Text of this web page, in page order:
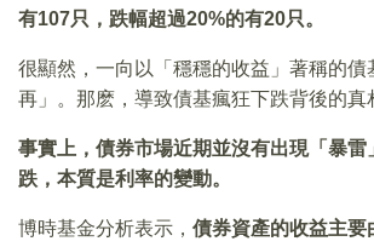
有107只，跌幅超過20%的有20只。
很顯然，一向以「穩穩的收益」著稱的債
再」。那麽，導致債基瘋狂下跌背後的真
事實上，債券市場近期並沒有出現「暴雷
跌，本質是利率的變動。
博時基金分析表示， 債券資產的收益主要